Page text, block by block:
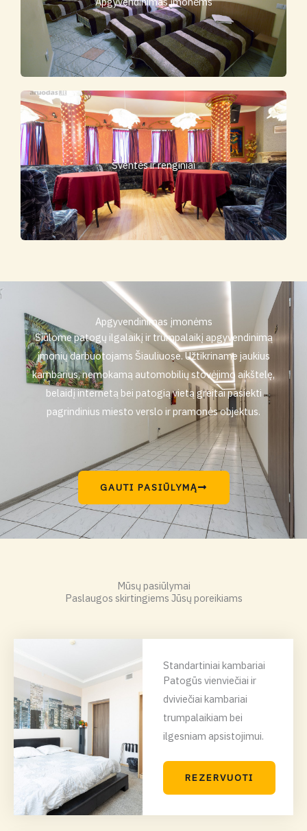
Šventės ir renginiai
Apgyvendinimas įmonėms
Siūlome patogų ilgalaikį ir trumpalaikį apgyvendinimą
įmonių darbuotojams Šiauliuose. Užtikriname jaukius
kambarius, nemokamą automobilių stovėjimo aikštelę,
belaidį internetą bei patogią vietą greitai pasiekti
pagrindinius miesto verslo ir pramonės objektus.
GAUTI PASIŪLYMĄ
Mūsų pasiūlymai
Paslaugos skirtingiems Jūsų poreikiams
Standartiniai kambariai
Patogūs vienviečiai ir
dviviečiai kambariai
trumpalaikiam bei
ilgesniam apsistojimui.
REZERVUOTI